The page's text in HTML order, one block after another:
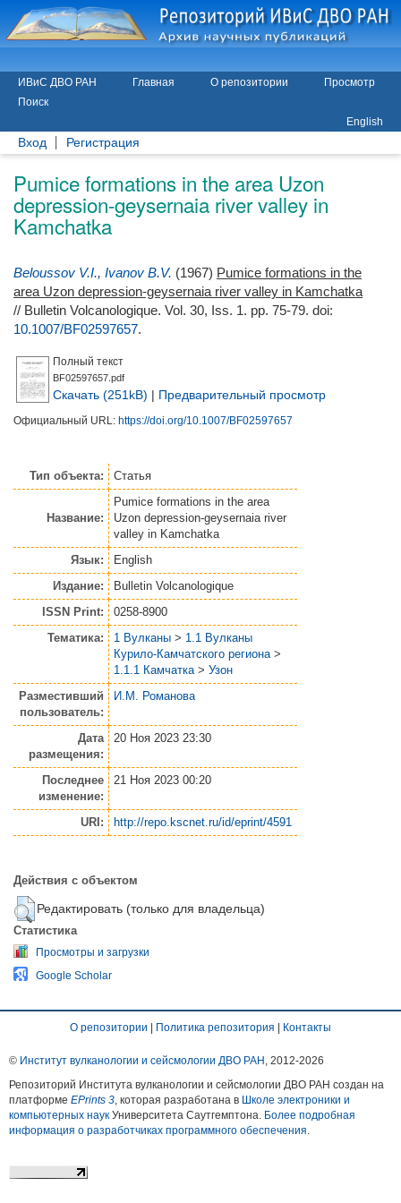
ИВиС ДВО РАН Главная О репозитории
Просмотр
Поиск
English
Вход Регистрация
Pumice formations in the area Uzon
depression-geysernaia river valley in
Kamchatka
Beloussov V.I., Ivanov B.V. (1967) Pumice formations in the
area Uzon depression-geysernaia river valley in Kamchatka
// Bulletin Volcanologique. Vol. 30, Iss. 1. pp. 75-79. doi:
10.1007/BF02597657.
Полный текст
BF02597657.pdf
Скачать (251kB) | Предварительный просмотр
Официальный URL: https://doi.org/10.1007/BF02597657
Тип объекта: Статья
Название:
Pumice formations in the area
Uzon depression-geysernaia river
valley in Kamchatka
Язык:
English
Издание:
Bulletin Volcanologique
ISSN Print:
0258-8900
Тематика:
1 Вулканы > 1.1 Вулканы
Курило-Камчатского региона >
1.1.1 Камчатка > Узон
Разместивший
пользователь:
И.М. Романова
Дата
размещения:
20 Ноя 2023 23:30
Последнее
изменение:
21 Ноя 2023 00:20
URI: http://repo.kscnet.ru/id/eprint/4591
Действия с объектом
Редактировать (только для владельца)
Статистика
Просмотры и загрузки
Google Scholar
О репозитории | Политика репозитория | Контакты
© Институт вулканологии и сейсмологии ДВО РАН , 2012-2026
Репозиторий Института вулканологии и сейсмологии ДВО РАН создан на
платформе EPrints 3 , которая разработана в Школе электроники и
компьютерных наук Университета Саутгемптона. Более подробная
информация о разработчиках программного обеспечения